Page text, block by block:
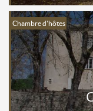
Chambre d'hôtes